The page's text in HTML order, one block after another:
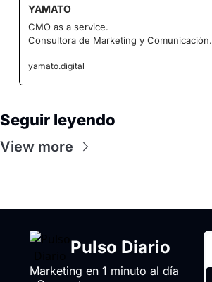
YAMATO
CMO as a service.
Consultora de Marketing y Comunicación.
yamato.digital
Seguir leyendo
View more
Pulso Diario
Marketing en 1 minuto al día